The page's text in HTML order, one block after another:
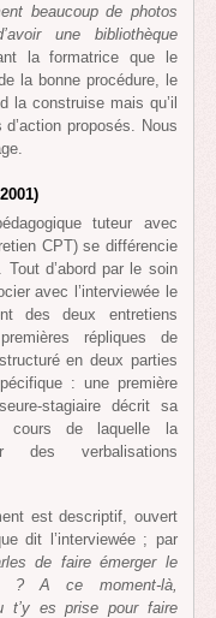
beaucoup de photos
une bibliothèque
la formatrice que le
la bonne procédure, le
la construise mais qu’il
proposés. Nous
tuteur avec
CPT) se différencie
d’abord par le soin
avec l’interviewée le
des deux entretiens
répliques de
en deux parties
: une première
stagiaire décrit sa
cours de laquelle la
des verbalisations
est descriptif, ouvert
dit l’interviewée ; par
de faire émerger le
? A ce moment-là,
t’y es prise pour faire